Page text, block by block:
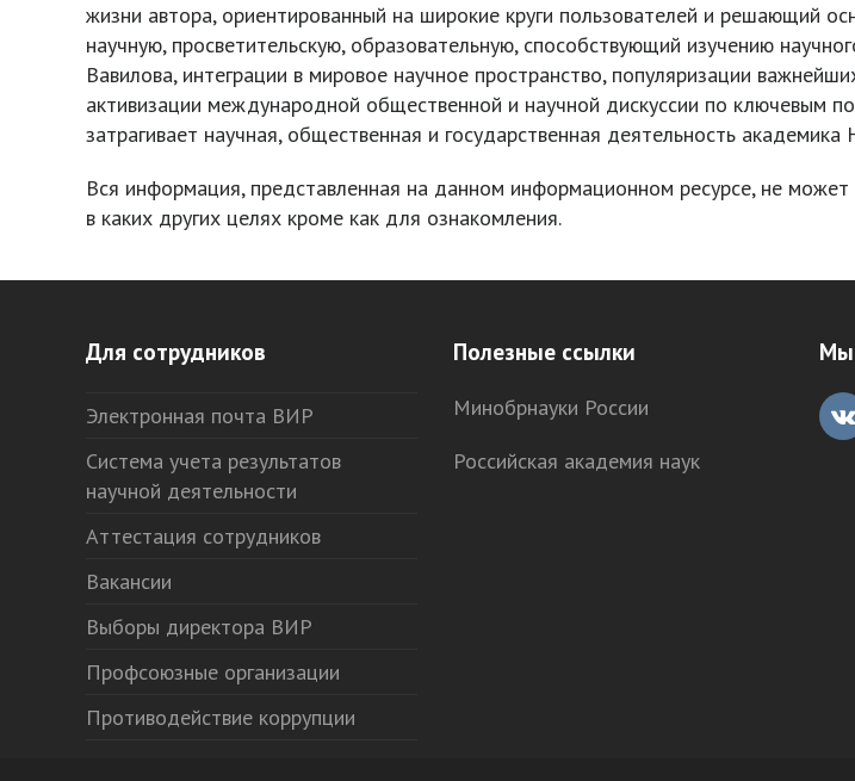
жизни автора, ориентированный на широкие круги пользователей и решающий
научную, просветительскую, образовательную, способствующий изучению
Вавилова, интеграции в мировое научное пространство, популяризации
активизации международной общественной и научной дискуссии по ключевым
затрагивает научная, общественная и государственная деятельность академика
Вся информация, представленная на данном информационном ресурсе, не может
в каких других целях кроме как для ознакомления.
Для сотрудников
Электронная почта ВИР
Система учета результатов
научной деятельности
Аттестация сотрудников
Вакансии
Выборы директора ВИР
Профсоюзные организации
Противодействие коррупции
Полезные ссылки
Минобрнауки России
Российская академия наук
Мы